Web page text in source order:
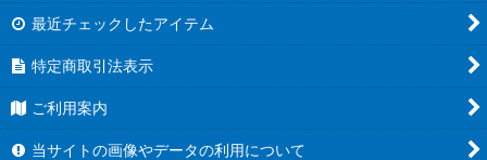
最近チェックしたアイテム
特定商取引法表示
ご利用案内
当サイトの画像やデータの利用について